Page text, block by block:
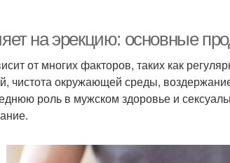
на эрекцию: основные
от многих факторов, таких как
чистота окружающей среды,
роль в мужском здоровье и